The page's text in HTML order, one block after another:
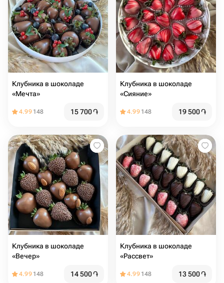
Клубника в шоколаде
«Мечта»
4.99 148 15 700֏
Клубника в шоколаде
«Сияние»
4.99 148 19 500֏
Клубника в шоколаде
«Вечер»
4.99 148 14 500֏
Клубника в шоколаде
«Рассвет»
4.99 148 13 500֏